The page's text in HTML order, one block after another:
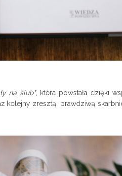
na ślub", która powstała dzięki
kolejny zresztą, prawdziwą